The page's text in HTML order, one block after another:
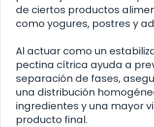
de ciertos productos
como yogures, postres y
Al actuar como un
pectina cítrica ayuda a
separación de fases,
una distribución
ingredientes y una mayor
producto final.